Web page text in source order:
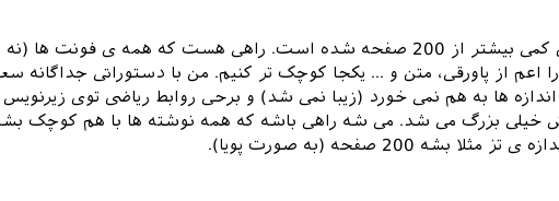
تز من الان کمی بیشتر از 200 صفحه شده است. راهی هست که همه ی فونت ها (نه
اعم از پاورقی، متن و ... یکجا کوچک تر کنیم. من با دستوراتی جداگانه
ها به هم نمی خورد (زیبا نمی شد) و برحی روابط ریاضی توی زیرنویس
خیلی بزرگ می شد. می شه راهی باشه که همه نوشته ها با هم کوچک
مثلا بشه 200 صفحه (به صورت پویا).